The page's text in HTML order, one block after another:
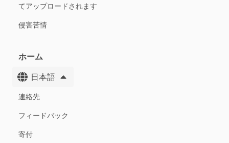
てアップロードされます
侵害苦情
ホーム
日本語
連絡先
フィードバック
寄付